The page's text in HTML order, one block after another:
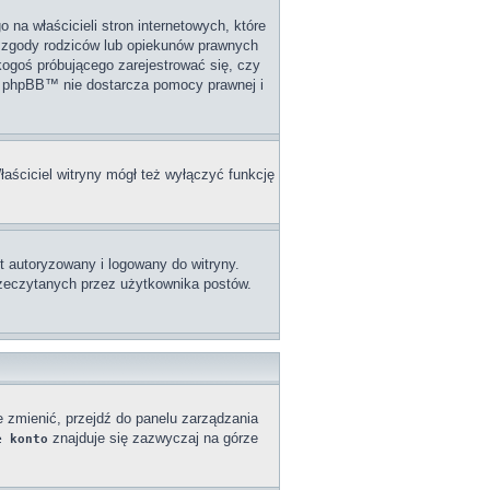
na właścicieli stron internetowych, które
rodziców lub opiekunów prawnych
próbującego zarejestrować się, czy
nie dostarcza pomocy prawnej i
witryny mógł też wyłączyć funkcję
i logowany do witryny.
przez użytkownika postów.
przejdź do panelu zarządzania
konto znajduje się zazwyczaj na górze